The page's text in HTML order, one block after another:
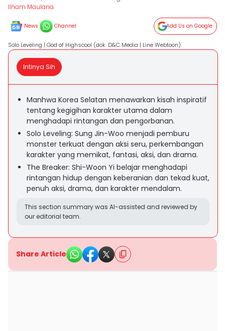
Ilham Maulana
News Channel Add Us on Google
Solo Leveling | God of Highscool (dok. D&C Media | Line Webtoon)
Intinya Sih
Manhwa Korea Selatan menawarkan kisah inspiratif
tentang kegigihan karakter utama dalam
menghadapi rintangan dan pengorbanan.
Solo Leveling: Sung Jin-Woo menjadi pemburu
monster terkuat dengan aksi seru, perkembangan
karakter yang memikat, fantasi, aksi, dan drama.
The Breaker: Shi-Woon Yi belajar menghadapi
rintangan hidup dengan keberanian dan tekad kuat,
penuh aksi, drama, dan karakter mendalam.
This section summary was AI-assisted and reviewed by
our editorial team.
Share Article